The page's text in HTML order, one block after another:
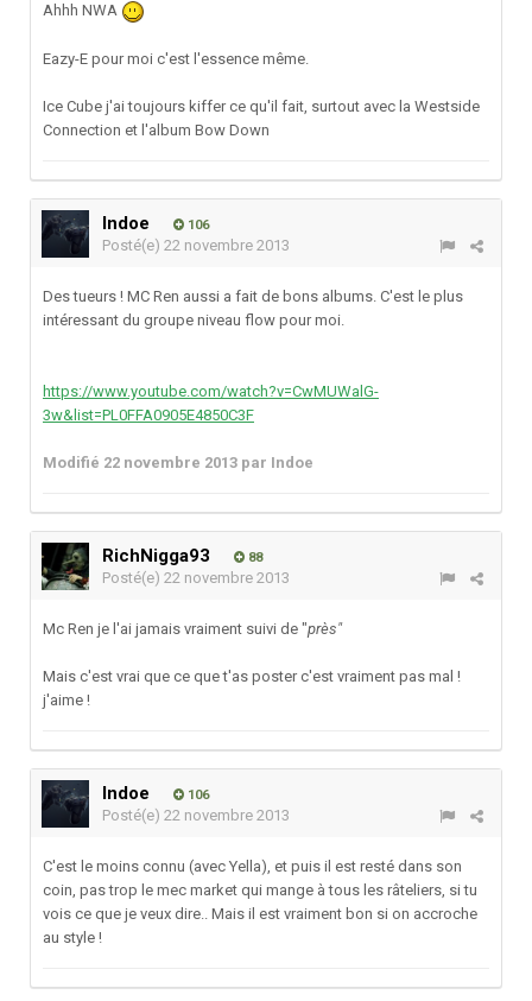
Ahhh NWA
Eazy-E pour moi c'est l'essence même.
Ice Cube j'ai toujours kiffer ce qu'il fait, surtout avec la Westside
Connection et l'album Bow Down
Indoe 106
Posté(e) 22 novembre 2013
Des tueurs ! MC Ren aussi a fait de bons albums. C'est le plus
intéressant du groupe niveau flow pour moi.
https://www.youtube.com/watch?v=CwMUWalG-
3w&list=PL0FFA0905E4850C3F
Modifié 22 novembre 2013 par Indoe
RichNigga93 88
Posté(e) 22 novembre 2013
Mc Ren je l'ai jamais vraiment suivi de "près"
Mais c'est vrai que ce que t'as poster c'est vraiment pas mal !
j'aime !
Indoe 106
Posté(e) 22 novembre 2013
C'est le moins connu (avec Yella), et puis il est resté dans son
coin, pas trop le mec market qui mange à tous les râteliers, si tu
vois ce que je veux dire.. Mais il est vraiment bon si on accroche
au style !